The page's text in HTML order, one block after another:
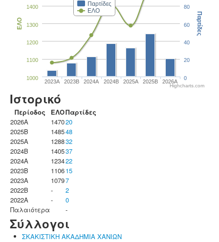
Παρτίδες
ΕΛΟ
2023Α 2023B 2024A 2024B 2025A 2025B 2026A
1000
1100
1200
1300
1400
ΕΛΟ
0
20
40
60
80
Παρτίδες
Highcharts.com
Ιστορικό
Περίοδος ΕΛΟΠαρτίδες
2026A
147020
2025B
148548
2025A
128832
2024B
140537
2024A
123422
2023B
110615
2023Α
10797
2022B
-
2
2022A
-
0
Παλαιότερα
-
Σύλλογοι
ΣΚΑΚΙΣΤΙΚΗ ΑΚΑΔΗΜΙΑ ΧΑΝΙΩΝ